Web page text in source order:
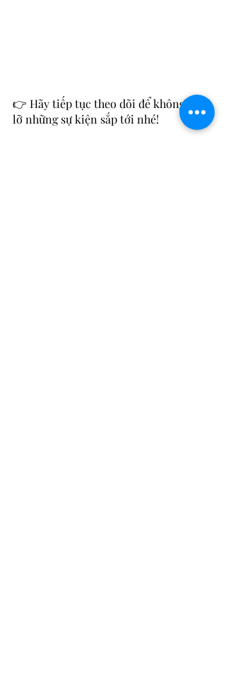
👉 Hãy tiếp tục theo dõi để không bỏ
lỡ những sự kiện sắp tới nhé!